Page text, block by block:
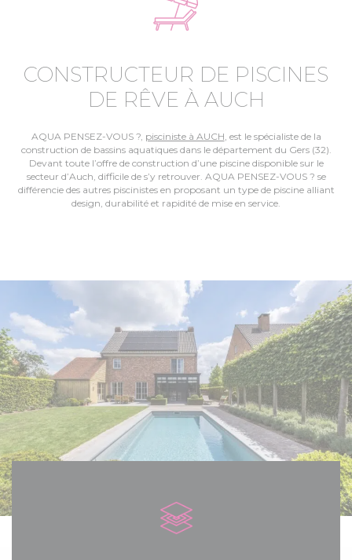
CONSTRUCTEUR DE PISCINES
DE RÊVE À AUCH
AQUA PENSEZ-VOUS ?, pisciniste à AUCH , est le spécialiste de la
construction de bassins aquatiques dans le département du Gers (32).
Devant toute l’offre de construction d’une piscine disponible sur le
secteur d’Auch, difficile de s’y retrouver. AQUA PENSEZ-VOUS ? se
différencie des autres piscinistes en proposant un type de piscine alliant
design, durabilité et rapidité de mise en service.